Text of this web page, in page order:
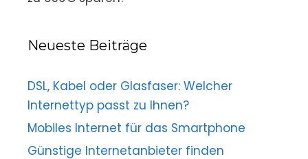
Neueste Beiträge
DSL, Kabel oder Glasfaser: Welcher
Internettyp passt zu Ihnen?
Mobiles Internet für das Smartphone
Günstige Internetanbieter finden